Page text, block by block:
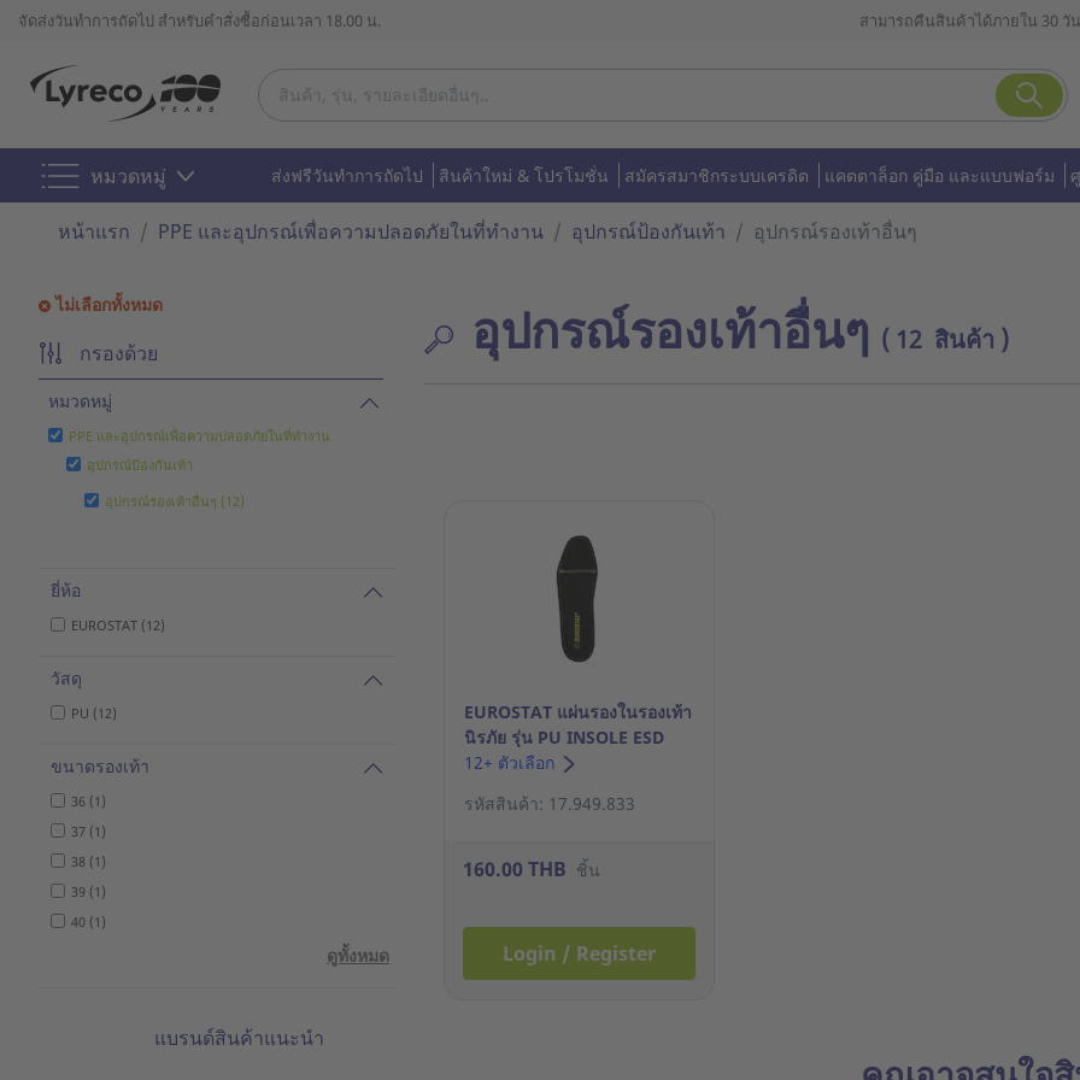
จัดส่งวันทำการถัดไป สำหรับคำสั่งซื้อก่อนเวลา 18.00 น. สามารถคืนสินค้าได้ภายใน 30 วัน
หมวดหมู่ ส่งฟรีวันทำการถัดไป สินค้าใหม่ & โปรโมชั่น สมัครสมาชิกระบบเครดิต แคตตาล็อก คู่มือ และแบบฟอร์ม
หน้าแรก PPE และอุปกรณ์เพื่อความปลอดภัยในที่ทำงาน อุปกรณ์ป้องกันเท้า อุปกรณ์รองเท้าอื่นๆ
ไม่เลือกทั้งหมด
กรองด้วย
หมวดหมู่
PPE และอุปกรณ์เพื่อความปลอดภัยในที่ทำงาน
อุปกรณ์ป้องกันเท้า
อุปกรณ์รองเท้าอื่นๆ (12)
ยี่ห้อ
EUROSTAT (12)
วัสดุ
PU (12)
ขนาดรองเท้า
36 (1)
37 (1)
38 (1)
39 (1)
40 (1)
ดูทั้งหมด
แบรนด์สินค้าแนะนำ
อุปกรณ์รองเท้าอื่นๆ ( 12 สินค้า )
EUROSTAT แผ่นรองในรองเท้า
นิรภัย รุ่น PU INSOLE ESD
เบอร์ 43 สีดำ 1 คู่
12+ ตัวเลือก
รหัสสินค้า: 17.949.833
160.00 THB ชิ้น
Login / Register